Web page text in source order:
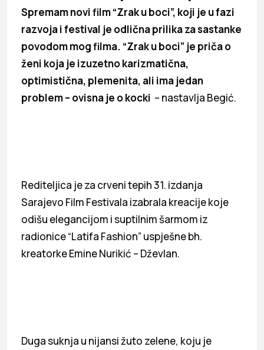
Spremam novi film “Zrak u boci”, koji je u fazi
razvoja i festival je odlična prilika za sastanke
povodom mog filma. “Zrak u boci” je priča o
ženi koja je izuzetno karizmatična,
optimistična, plemenita, ali ima jedan
problem – ovisna je o kocki – nastavlja Begić.
Rediteljica je za crveni tepih 31. izdanja
Sarajevo Film Festivala izabrala kreacije koje
odišu elegancijom i suptilnim šarmom iz
radionice “Latifa Fashion” uspješne bh.
kreatorke Emine Nurikić – Dževlan.
Duga suknja u nijansi žuto zelene, koju je